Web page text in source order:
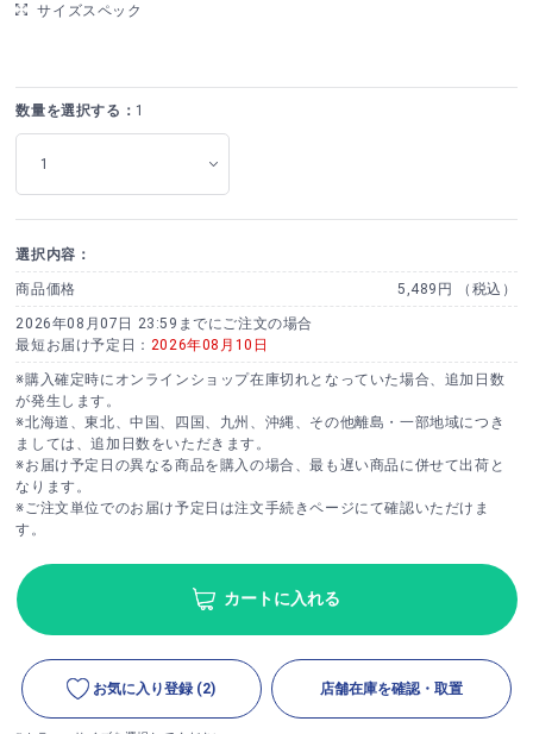
サイズスペック
数量を選択する： 1
選択内容：
商品価格 5,489円 （税込）
2026年08月07日 23:59までにご注文の場合
最短お届け予定日： 2026年08月10日
※購入確定時にオンラインショップ在庫切れとなっていた場合、追加日数
が発生します。
※北海道、東北、中国、四国、九州、沖縄、その他離島・一部地域につき
ましては、追加日数をいただきます。
※お届け予定日の異なる商品を購入の場合、最も遅い商品に併せて出荷と
なります。
※ご注文単位でのお届け予定日は注文手続きページにて確認いただけま
す。
カートに入れる
お気に入り登録 (2) 店舗在庫を確認・取置